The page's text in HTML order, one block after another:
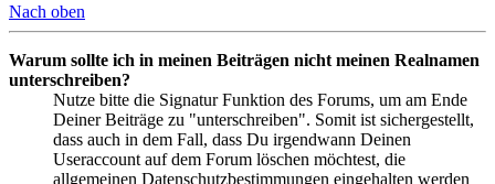
Nach oben
Warum sollte ich in meinen Beiträgen nicht meinen Realnamen
unterschreiben?
Nutze bitte die Signatur Funktion des Forums, um am Ende
Deiner Beiträge zu "unterschreiben". Somit ist sichergestellt,
dass auch in dem Fall, dass Du irgendwann Deinen
Useraccount auf dem Forum löschen möchtest, die
allgemeinen Datenschutzbestimmungen eingehalten werden